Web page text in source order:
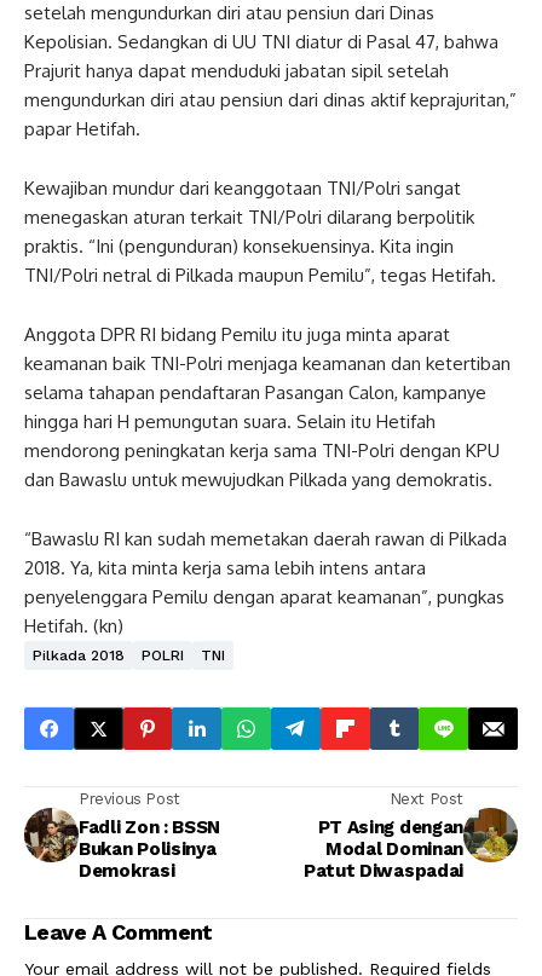
setelah mengundurkan diri atau pensiun dari Dinas
Kepolisian. Sedangkan di UU TNI diatur di Pasal 47, bahwa
Prajurit hanya dapat menduduki jabatan sipil setelah
mengundurkan diri atau pensiun dari dinas aktif keprajuritan,”
papar Hetifah.
Kewajiban mundur dari keanggotaan TNI/Polri sangat
menegaskan aturan terkait TNI/Polri dilarang berpolitik
praktis. “Ini (pengunduran) konsekuensinya. Kita ingin
TNI/Polri netral di Pilkada maupun Pemilu”, tegas Hetifah.
Anggota DPR RI bidang Pemilu itu juga minta aparat
keamanan baik TNI-Polri menjaga keamanan dan ketertiban
selama tahapan pendaftaran Pasangan Calon, kampanye
hingga hari H pemungutan suara. Selain itu Hetifah
mendorong peningkatan kerja sama TNI-Polri dengan KPU
dan Bawaslu untuk mewujudkan Pilkada yang demokratis.
“Bawaslu RI kan sudah memetakan daerah rawan di Pilkada
2018. Ya, kita minta kerja sama lebih intens antara
penyelenggara Pemilu dengan aparat keamanan”, pungkas
Hetifah. (kn)
Pilkada 2018 POLRI TNI
Previous Post
Fadli Zon : BSSN
Bukan Polisinya
Demokrasi
Next Post
PT Asing dengan
Modal Dominan
Patut Diwaspadai
Leave A Comment
Your email address will not be published. Required fields